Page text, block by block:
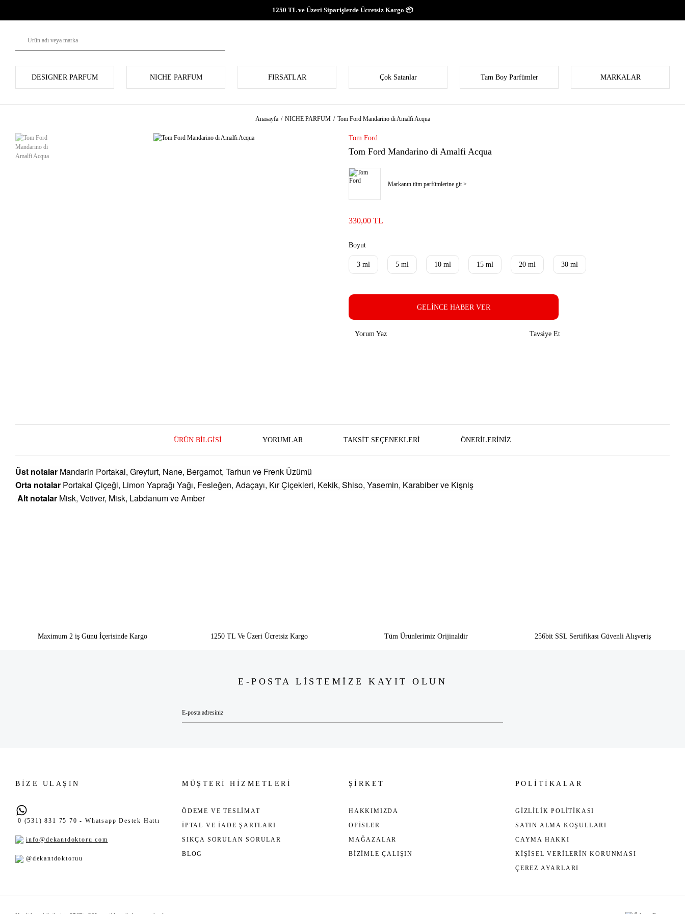
1250 TL ve Üzeri Siparişlerde Ücretsiz Kargo 📦
DESIGNER PARFUM NICHE PARFUM FIRSATLAR Çok Satanlar Tam Boy Parfümler MARKALAR
Anasayfa NICHE PARFUM Tom Ford Mandarino di Amalfi Acqua
Tom Ford
Tom Ford Mandarino di Amalfi Acqua
Markanın tüm parfümlerine git >
330,00 TL
Boyut
3 ml 5 ml 10 ml 15 ml 20 ml 30 ml
GELİNCE HABER VER
Yorum Yaz Tavsiye Et
ÜRÜN BILGISI YORUMLAR TAKSIT SEÇENEKLERI ÖNERILERINIZ
Üst notalar Mandarin Portakal, Greyfurt, Nane, Bergamot, Tarhun ve Frenk Üzümü
Orta notalar Portakal Çiçeği, Limon Yaprağı Yağı, Fesleğen, Adaçayı, Kır Çiçekleri, Kekik, Shiso, Yasemin, Karabiber ve Kişniş
Alt notalar Misk, Vetiver, Misk, Labdanum ve Amber
Maximum 2 iş Günü İçerisinde Kargo 1250 TL Ve Üzeri Ücretsiz Kargo Tüm Ürünlerimiz Orijinaldir 256bit SSL Sertifikası Güvenli Alışveriş
E-POSTA LİSTEMİZE KAYIT OLUN
BİZE ULAŞIN
0 (531) 831 75 70 - Whatsapp Destek Hattı
info@dekantdoktoru.com
@dekantdoktoruu
MÜŞTERİ HİZMETLERİ
ÖDEME VE TESLİMAT
İPTAL VE İADE ŞARTLARI
SIKÇA SORULAN SORULAR
BLOG
ŞİRKET
HAKKIMIZDA
OFİSLER
MAĞAZALAR
BİZİMLE ÇALIŞIN
POLİTİKALAR
GİZLİLİK POLİTİKASI
SATIN ALMA KOŞULLARI
CAYMA HAKKI
KİŞİSEL VERİLERİN KORUNMASI
ÇEREZ AYARLARI